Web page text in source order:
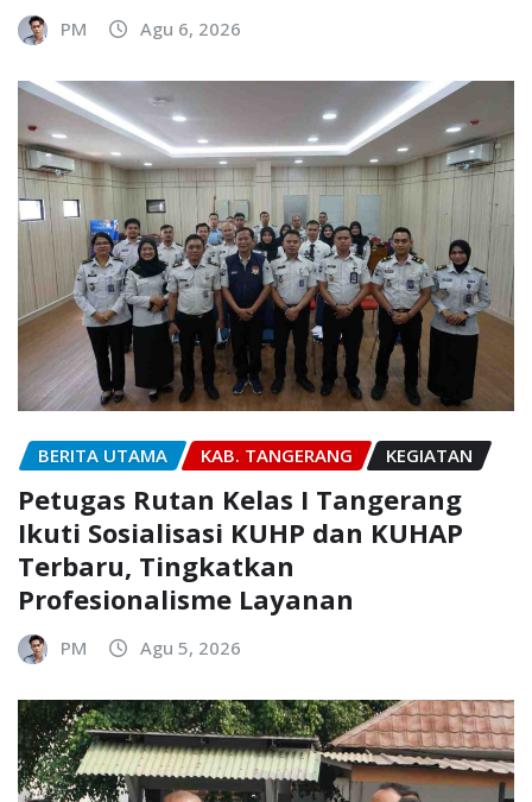
PM Agu 6, 2026
BERITA UTAMA KAB. TANGERANG KEGIATAN
Petugas Rutan Kelas I Tangerang
Ikuti Sosialisasi KUHP dan KUHAP
Terbaru, Tingkatkan
Profesionalisme Layanan
PM Agu 5, 2026